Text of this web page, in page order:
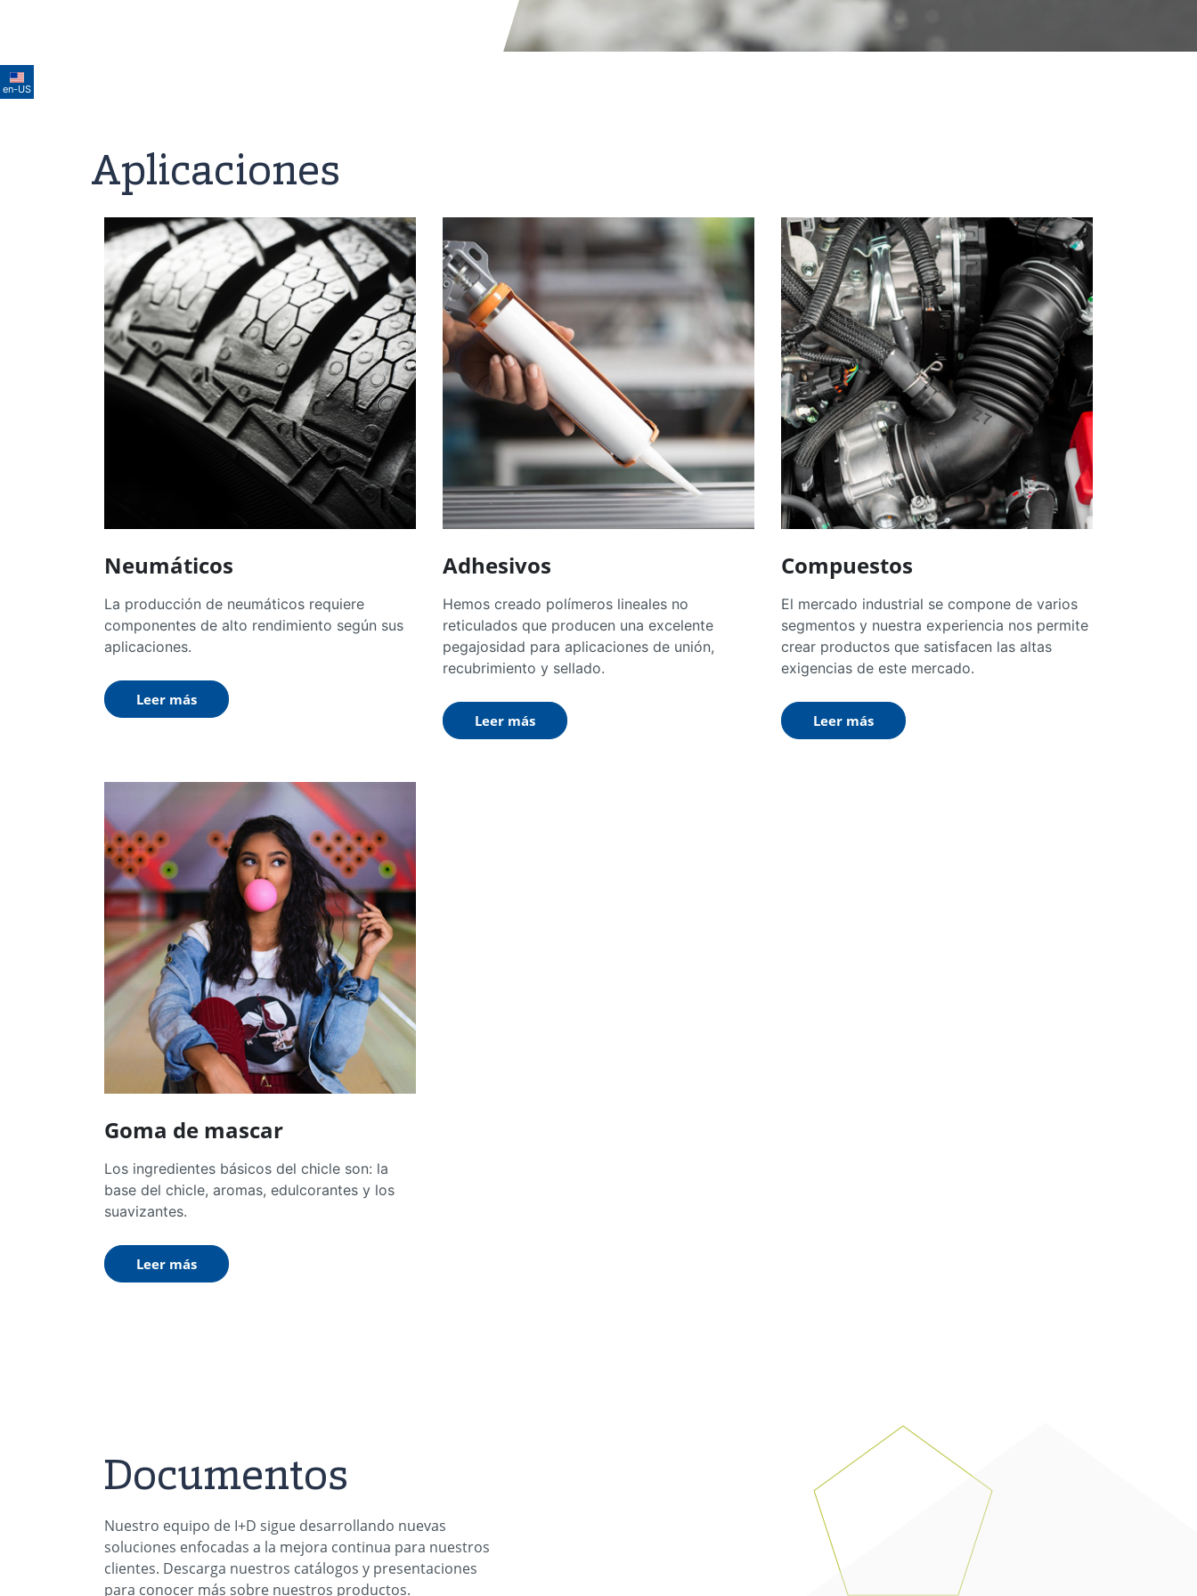
en-US
Aplicaciones
Neumáticos
La producción de neumáticos requiere
componentes de alto rendimiento según sus
aplicaciones.
Leer más
Adhesivos
Hemos creado polímeros lineales no
reticulados que producen una excelente
pegajosidad para aplicaciones de unión,
recubrimiento y sellado.
Leer más
Compuestos
El mercado industrial se compone de varios
segmentos y nuestra experiencia nos permite
crear productos que satisfacen las altas
exigencias de este mercado.
Leer más
Goma de mascar
Los ingredientes básicos del chicle son: la
base del chicle, aromas, edulcorantes y los
suavizantes.
Leer más
Documentos
Nuestro equipo de I+D sigue desarrollando nuevas
soluciones enfocadas a la mejora continua para nuestros
clientes. Descarga nuestros catálogos y presentaciones
para conocer más sobre nuestros productos.